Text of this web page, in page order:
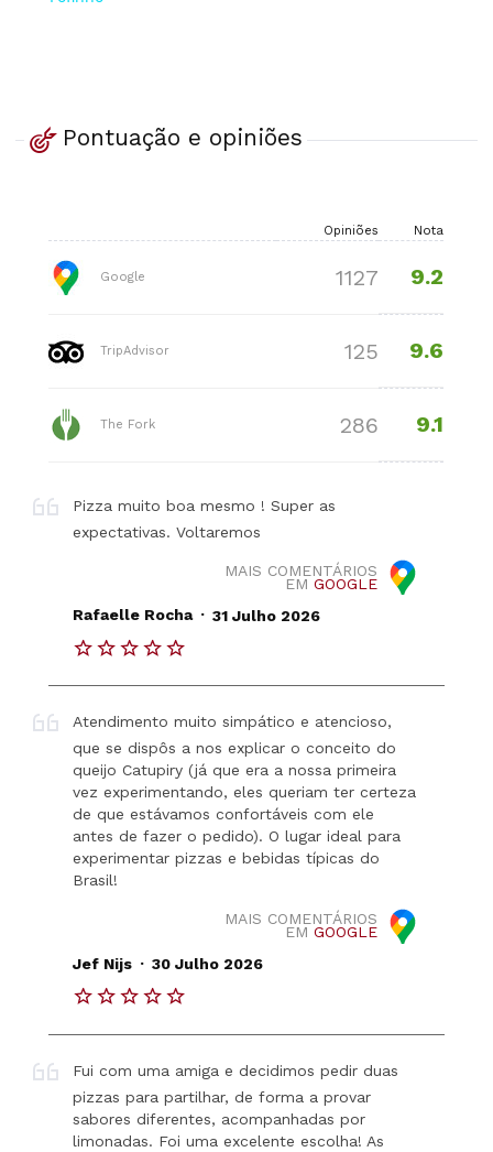
Pontuação e opiniões
Opiniões Nota
Google 1127 9.2
TripAdvisor 125 9.6
The Fork 286 9.1
Pizza muito boa mesmo ! Super as
expectativas. Voltaremos
MAIS COMENTÁRIOS
EM GOOGLE
Rafaelle Rocha . 31 Julho 2026
Atendimento muito simpático e atencioso,
que se dispôs a nos explicar o conceito do
queijo Catupiry (já que era a nossa primeira
vez experimentando, eles queriam ter certeza
de que estávamos confortáveis ​​com ele
antes de fazer o pedido). O lugar ideal para
experimentar pizzas e bebidas típicas do
Brasil!
MAIS COMENTÁRIOS
EM GOOGLE
Jef Nijs . 30 Julho 2026
Fui com uma amiga e decidimos pedir duas
pizzas para partilhar, de forma a provar
sabores diferentes, acompanhadas por
limonadas. Foi uma excelente escolha! As